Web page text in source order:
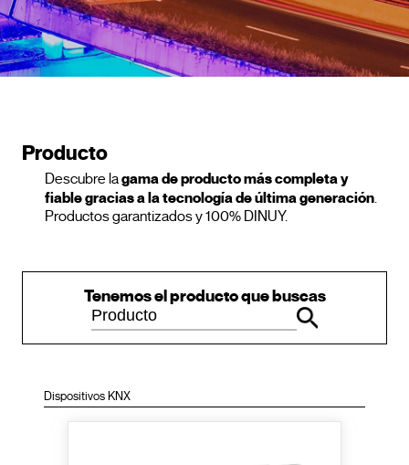
Producto
Descubre lagama de producto más completa y
fiable gracias a la tecnología de última generación.
Productos garantizados y 100% DINUY.
Tenemos el producto que buscas
Dispositivos KNX